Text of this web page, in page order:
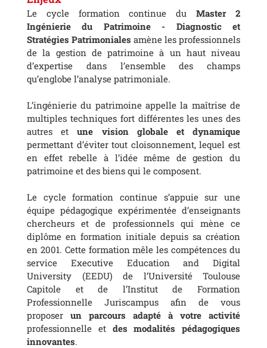
Le cycle formation continue duMaster 2
Ingénierie du Patrimoine - Diagnostic et
Stratégies Patrimoniales amène les professionnels
de la gestion de patrimoine à un haut niveau
d’expertise dans l’ensemble des champs
qu’englobe l’analyse patrimoniale.
L’ingénierie du patrimoine appelle la maîtrise de
multiples techniques fort différentes les unes des
autres etune vision globale et dynamique
permettant d’éviter tout cloisonnement, lequel est
en effet rebelle à l’idée même de gestion du
patrimoine et des biens qui le composent.
Le cycle formation continue s’appuie sur une
équipe pédagogique expérimentée d’enseignants
chercheurs et de professionnels qui mène ce
diplôme en formation initiale depuis sa création
en 2001. Cette formation mêle les compétences du
service Executive Education and Digital
University (EEDU) de l’Université Toulouse
Capitole et de l’Institut de Formation
Professionnelle Juriscampus afin de vous
proposer un parcours adapté à votre activité
professionnelle et des modalités pédagogiques
innovantes.